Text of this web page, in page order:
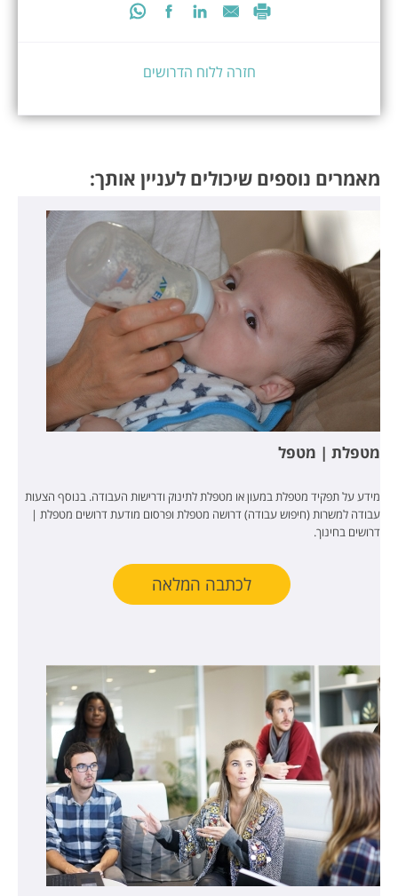
חזרה ללוח הדרושים
מאמרים נוספים שיכולים לעניין אותך:
מטפלת | מטפל
מידע על תפקיד מטפלת במעון או מטפלת לתינוק ודרישות העבודה. בנוסף הצעות
עבודה למשרות (חיפוש עבודה) דרושה מטפלת ופרסום מודעת דרושים מטפלת |
דרושים בחינוך.
לכתבה המלאה